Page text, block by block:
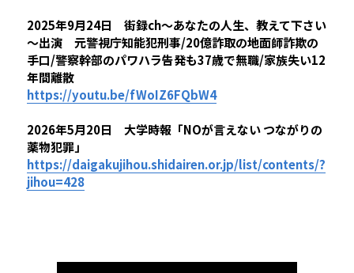
2025年9月24日　街録ch～あなたの人生、教えて下さい
～出演　元警視庁知能犯刑事/20億詐取の地面師詐欺の
手口/警察幹部のパワハラ告発も37歳で無職/家族失い12
年間離散
https://youtu.be/fWoIZ6FQbW4
2026年5月20日　大学時報「NOが言えない つながりの
薬物犯罪」
https://daigakujihou.shidairen.or.jp/list/contents/?
jihou=428